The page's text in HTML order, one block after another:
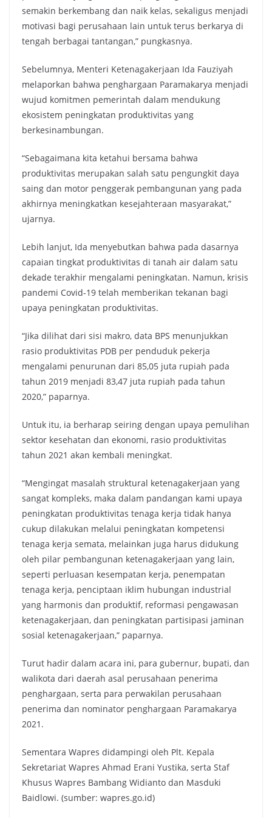
semakin berkembang dan naik kelas, sekaligus menjadi
motivasi bagi perusahaan lain untuk terus berkarya di
tengah berbagai tantangan,” pungkasnya.
Sebelumnya, Menteri Ketenagakerjaan Ida Fauziyah
melaporkan bahwa penghargaan Paramakarya menjadi
wujud komitmen pemerintah dalam mendukung
ekosistem peningkatan produktivitas yang
berkesinambungan.
“Sebagaimana kita ketahui bersama bahwa
produktivitas merupakan salah satu pengungkit daya
saing dan motor penggerak pembangunan yang pada
akhirnya meningkatkan kesejahteraan masyarakat,”
ujarnya.
Lebih lanjut, Ida menyebutkan bahwa pada dasarnya
capaian tingkat produktivitas di tanah air dalam satu
dekade terakhir mengalami peningkatan. Namun, krisis
pandemi Covid-19 telah memberikan tekanan bagi
upaya peningkatan produktivitas.
“Jika dilihat dari sisi makro, data BPS menunjukkan
rasio produktivitas PDB per penduduk pekerja
mengalami penurunan dari 85,05 juta rupiah pada
tahun 2019 menjadi 83,47 juta rupiah pada tahun
2020,” paparnya.
Untuk itu, ia berharap seiring dengan upaya pemulihan
sektor kesehatan dan ekonomi, rasio produktivitas
tahun 2021 akan kembali meningkat.
“Mengingat masalah struktural ketenagakerjaan yang
sangat kompleks, maka dalam pandangan kami upaya
peningkatan produktivitas tenaga kerja tidak hanya
cukup dilakukan melalui peningkatan kompetensi
tenaga kerja semata, melainkan juga harus didukung
oleh pilar pembangunan ketenagakerjaan yang lain,
seperti perluasan kesempatan kerja, penempatan
tenaga kerja, penciptaan iklim hubungan industrial
yang harmonis dan produktif, reformasi pengawasan
ketenagakerjaan, dan peningkatan partisipasi jaminan
sosial ketenagakerjaan,” paparnya.
Turut hadir dalam acara ini, para gubernur, bupati, dan
walikota dari daerah asal perusahaan penerima
penghargaan, serta para perwakilan perusahaan
penerima dan nominator penghargaan Paramakarya
2021.
Sementara Wapres didampingi oleh Plt. Kepala
Sekretariat Wapres Ahmad Erani Yustika, serta Staf
Khusus Wapres Bambang Widianto dan Masduki
Baidlowi. (sumber: wapres.go.id)